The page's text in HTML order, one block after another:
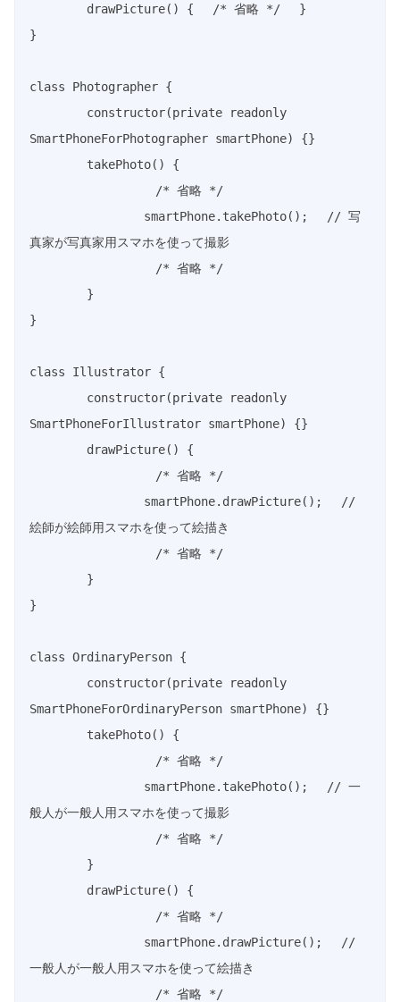
drawPicture( ) { /* 省略 */
}
}
class Photographer {
constructor(private
readonly
SmartPhoneForPhotographer smartPhone) {}
takePhoto( )
{
/* 省略 */
		smartPhone
. takePhoto( ) ;
// 写
真家が写真家用スマホを使って撮影
/* 省略 */
}
}
class Illustrator {
constructor(private
readonly
SmartPhoneForIllustrator smartPhone) {}
drawPicture( )
{
/* 省略 */
		smartPhone
. drawPicture( ) ;
//
絵師が絵師用スマホを使って絵描き
/* 省略 */
}
}
class OrdinaryPerson {
constructor(private
readonly
SmartPhoneForOrdinaryPerson smartPhone) {}
takePhoto( )
{
/* 省略 */
		smartPhone
. takePhoto( ) ;
// 一
般人が一般人用スマホを使って撮影
/* 省略 */
}
drawPicture( )
{
/* 省略 */
		smartPhone
. drawPicture( ) ;
//
一般人が一般人用スマホを使って絵描き
/* 省略 */